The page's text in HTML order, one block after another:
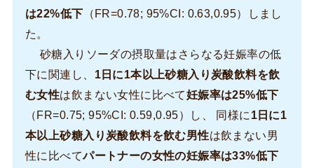
は22%低下 （FR=0.78; 95%CI: 0.63,0.95）しまし
た。
砂糖入りソーダの摂取量はさらなる妊娠率の低
下に関連し、 1日に1本以上砂糖入り炭酸飲料を飲
む女性は飲まない女性に比べて妊娠率は25%低下
（FR=0.75; 95%CI: 0.59,0.95）し、 同様に 1日に1
本以上砂糖入り炭酸飲料を飲む男性は飲まない男
性に比べてパートナーの女性の妊娠率は33%低下